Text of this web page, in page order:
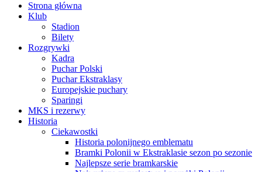
Strona główna
Klub
Stadion
Bilety
Rozgrywki
Kadra
Puchar Polski
Puchar Ekstraklasy
Europejskie puchary
Sparingi
MKS i rezerwy
Historia
Ciekawostki
Historia polonijnego emblematu
Bramki Polonii w Ekstraklasie sezon po sezonie
Najlepsze serie bramkarskie